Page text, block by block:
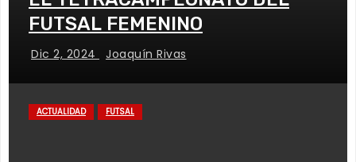
FUTSAL FEMENINO
Dic 2, 2024 Joaquín Rivas
ACTUALIDAD FUTSAL